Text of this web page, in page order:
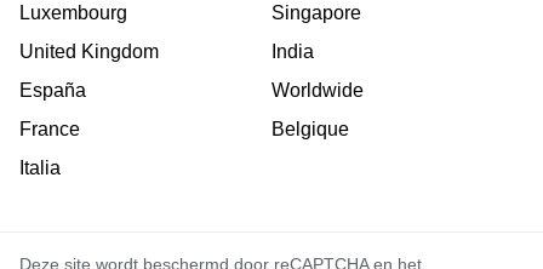
Luxembourg
United Kingdom
España
France
Italia
Singapore
India
Worldwide
Belgique
Deze site wordt beschermd door reCAPTCHA en het